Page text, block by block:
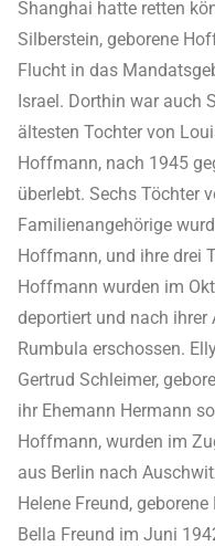
Shanghai hatte retten
Silberstein, geborene
Flucht in das
Israel. Dorthin war auch
ältesten Tochter von
Hoffmann, nach 1945
überlebt. Sechs Töchter
Familienangehörige
Hoffmann, und ihre drei
Hoffmann wurden im
deportiert und nach ihrer
Rumbula erschossen.
Gertrud Schleimer,
ihr Ehemann Hermann
Hoffmann, wurden im
aus Berlin nach
Helene Freund,
Bella Freund im Juni